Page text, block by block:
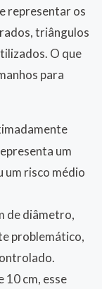
representar os
triângulos
O que
para
um
um risco médio
de diâmetro,
problemático,
10 cm, esse